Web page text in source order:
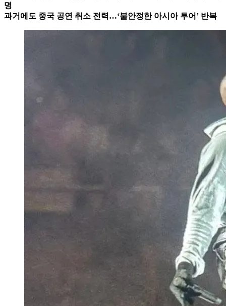
명
과거에도 중국 공연 취소 전력…‘불안정한 아시아 투어’ 반복